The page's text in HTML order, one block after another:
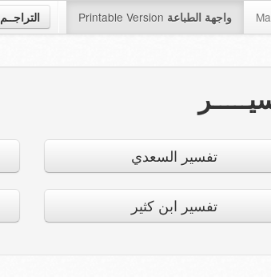
التراجــم Printable Version واجهة الطباعة
تفسير السعدي
تفسير ابن كثير